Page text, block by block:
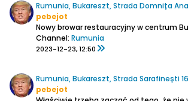
pebejot
Channel: Rumunia
2023-12-23, 12:50
Rumunia, Bukareszt, Strada Sarafinești
pebejot